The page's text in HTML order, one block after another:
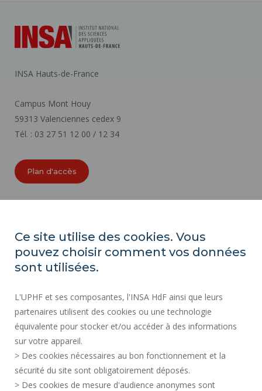
INSA Hauts-de-France
Campus Mont Houy
59313 Valenciennes cedex 9
Tél. : 03 27 51 12 00 / 12 34
Plan d'accès
PLAN DU SITE
DONNÉES PERSONNELLES
MARCHÉS PUBLICS
MENTIONS LÉGALES
CRÉDITS
ESPACE PRESSE
Ce site utilise des cookies. Vous
pouvez choisir comment vos données
sont utilisées.
L'UPHF et ses composantes, l'INSA HdF ainsi que leurs
partenaires utilisent des cookies ou une technologie
équivalente pour stocker et/ou accéder à des informations
sur votre appareil.
> Des cookies nécessaires au bon fonctionnement et la
sécurité du site sont obligatoirement déposés.
> Des cookies de mesure d'audience anonymes sont